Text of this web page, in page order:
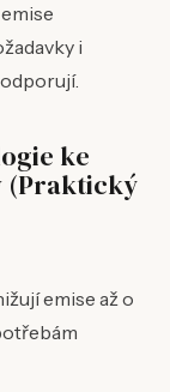
i
ke
(Praktický
emise až o